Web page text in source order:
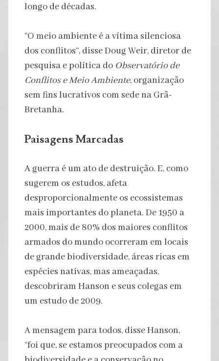
longo de décadas.
“O meio ambiente é a vítima silenciosa
dos conflitos”, disse Doug Weir, diretor de
pesquisa e política do Observatório de
Conflitos e Meio Ambiente, organização
sem fins lucrativos com sede na Grã-
Bretanha.
Paisagens Marcadas
A guerra é um ato de destruição. E, como
sugerem os estudos, afeta
desproporcionalmente os ecossistemas
mais importantes do planeta. De 1950 a
2000, mais de 80% dos maiores conflitos
armados do mundo ocorreram em locais
de grande biodiversidade, áreas ricas em
espécies nativas, mas ameaçadas,
descobriram Hanson e seus colegas em
um estudo de 2009.
A mensagem para todos, disse Hanson,
“foi que, se estamos preocupados com a